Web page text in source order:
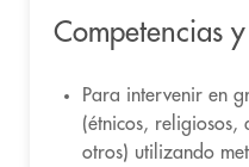
Competencias
Para intervenir en
(étnicos, religiosos,
otros) utilizando